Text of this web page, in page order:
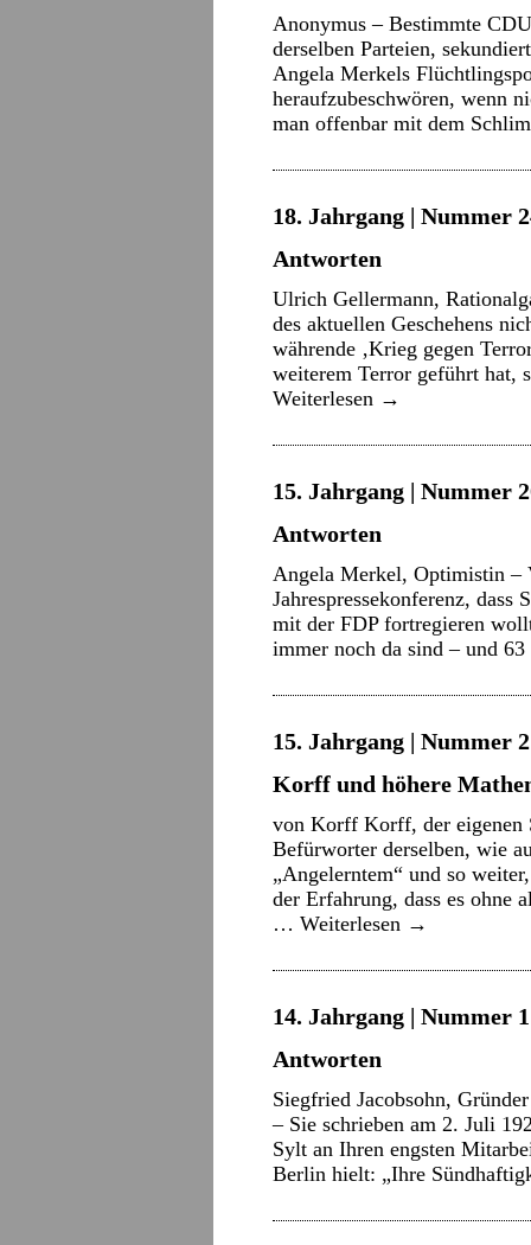
Anonymus – Bestimmte
derselben Parteien,
Angela Merkels
heraufzubeschwören, wenn
man offenbar mit dem
18. Jahrgang | Nummer
Antworten
Ulrich Gellermann,
des aktuellen Geschehens
währende ‚Krieg gegen
weiterem Terror geführt
Weiterlesen →
15. Jahrgang | Nummer
Antworten
Angela Merkel, Optimistin –
Jahrespressekonferenz, dass
mit der FDP fortregieren
immer noch da sind – und
15. Jahrgang | Nummer
Korff und höhere
von Korff Korff, der eigenen
Befürworter derselben, wie
„Angelerntem“ und so
der Erfahrung, dass es ohne
… Weiterlesen →
14. Jahrgang | Nummer
Antworten
Siegfried Jacobsohn,
– Sie schrieben am 2. Juli
Sylt an Ihren engsten
Berlin hielt: „Ihre